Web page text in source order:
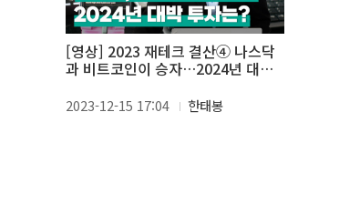
[영상] 2023 재테크 결산④ 나스닥
과 비트코인이 승자…2024년 대박
2023-12-15 17:04 한태봉